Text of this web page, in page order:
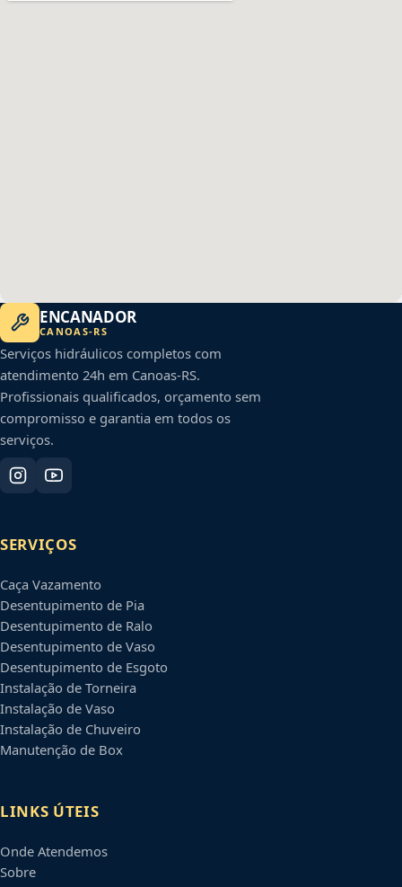
ENCANADOR
CANOAS-RS
Serviços hidráulicos completos com
atendimento 24h em Canoas-RS.
Profissionais qualificados, orçamento sem
compromisso e garantia em todos os
serviços.
SERVIÇOS
Caça Vazamento
Desentupimento de Pia
Desentupimento de Ralo
Desentupimento de Vaso
Desentupimento de Esgoto
Instalação de Torneira
Instalação de Vaso
Instalação de Chuveiro
Manutenção de Box
LINKS ÚTEIS
Onde Atendemos
Sobre